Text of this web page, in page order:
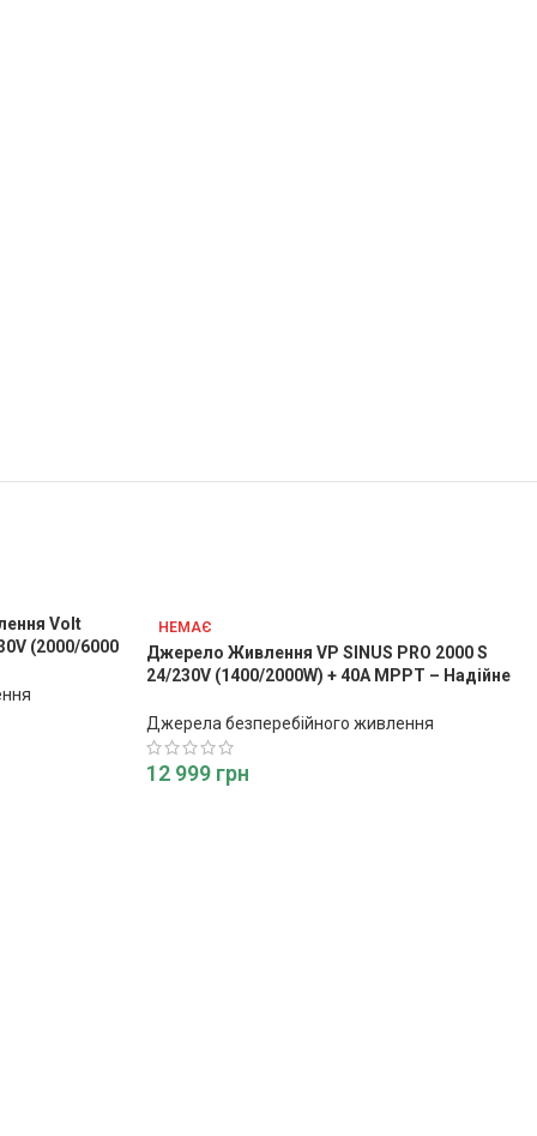
Volt
(2000/6000
НЕМАЄ
Джерело Живлення VP SINUS PRO 2000 S
24/230V (1400/2000W) + 40A MPPT – Надійне
Джерела безперебійного живлення
12 999 грн